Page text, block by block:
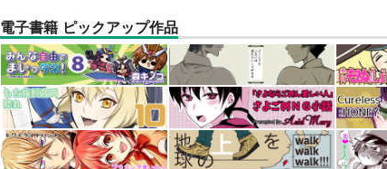
電子書籍 ピックアップ作品